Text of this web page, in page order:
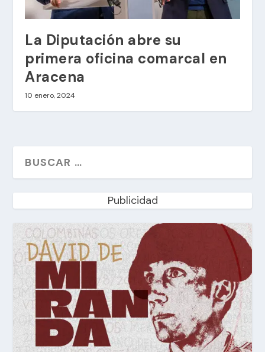
La Diputación abre su
primera oficina comarcal en
Aracena
10 enero, 2024
Publicidad